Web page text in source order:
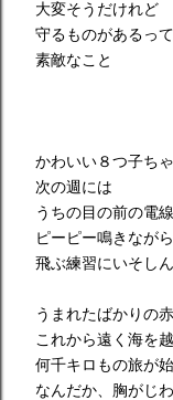
大変そうだけれど
守るものがあるって
素敵なこと
かわいい８つ子ち
次の週には
うちの目の前の電
ピーピー鳴きながら
飛ぶ練習にいそし
うまれたばかりの
これから遠く海を
何千キロもの旅が
なんだか、胸がじ